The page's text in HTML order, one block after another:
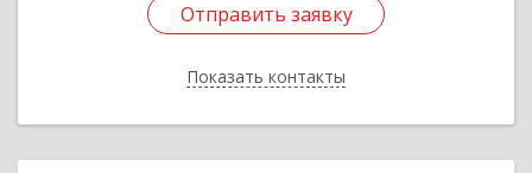
Отправить заявку
Показать контакты
Отправить заявку
Назад